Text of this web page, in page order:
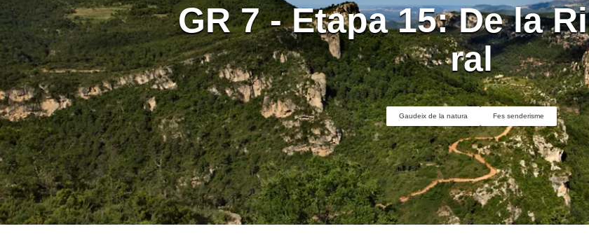
GR 7 - Etapa 15: De la
ral
Gaudeix de la natura Fes senderisme